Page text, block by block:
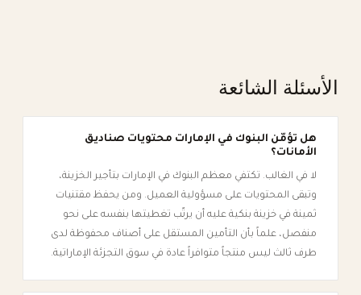
الأسئلة الشائعة
هل تؤمّن البنوك في الإمارات محتويات صناديق
الأمانات؟
لا في الغالب. تكتفي معظم البنوك في الإمارات بتأجير الخزينة،
وتبقى المحتويات على مسؤولية العميل. ومن يحفظ مقتنيات
ثمينة في خزينة بنكية عليه أن يرتّب تغطيتها بنفسه على نحو
منفصل، علماً بأن التأمين المستقل على أصناف محفوظة لدى
طرف ثالث ليس منتجاً متوافراً عادة في سوق التجزئة الإماراتية.